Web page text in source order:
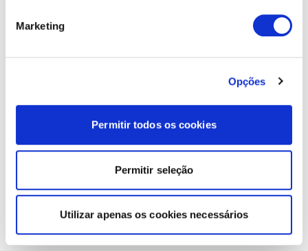
Marketing
Opções
Permitir todos os cookies
Permitir seleção
Utilizar apenas os cookies necessários